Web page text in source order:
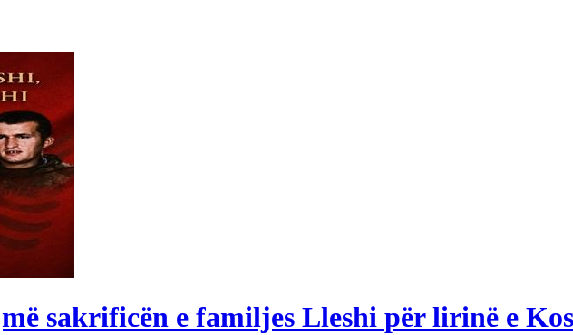
sakrificën e familjes Lleshi për lirinë e